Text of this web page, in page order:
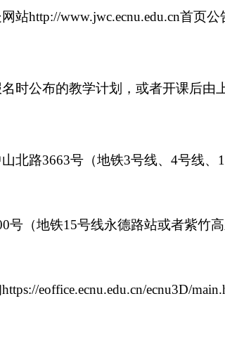
站http://www.jwc.ecnu.edu.cn首页公
时公布的教学计划，或者开课后由
北路3663号（地铁3号线、 4号线、
号（地铁15号线永德路站或者紫竹
https://eoffice.ecnu.edu.cn/ecnu3D/